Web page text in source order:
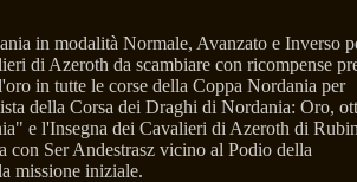
in modalità Normale, Avanzato e Inverso
di Azeroth da scambiare con ricompense
in tutte le corse della Coppa Nordania per
della Corsa dei Draghi di Nordania: Oro,
e l'Insegna dei Cavalieri di Azeroth di
con Ser Andestrasz vicino al Podio della
missione iniziale.